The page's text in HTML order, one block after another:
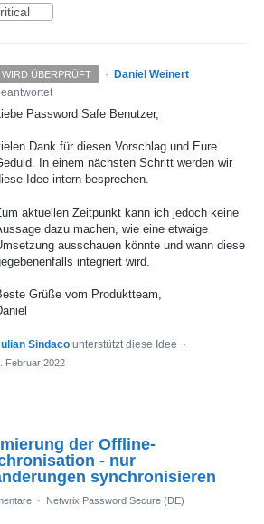
WIRD ÜBERPRÜFT ·
Daniel Weinert
Password Safe Benutzer,
Dank für diesen Vorschlag und Eure
In einem nächsten Schritt werden wir
Idee intern besprechen.
aktuellen Zeitpunkt kann ich jedoch keine
dazu machen, wie eine etwaige
ausschauen könnte und wann diese
integriert wird.
Grüße vom Produktteam,
Sindaco unterstützt diese Idee ·
Februar 2022
der Offline-
- nur
synchronisieren
· Netwrix Password Secure (DE)